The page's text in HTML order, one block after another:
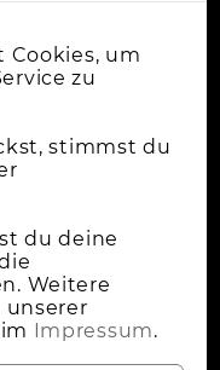
Cookies, um
zu
stimmst du
du deine
Weitere
Impressum.